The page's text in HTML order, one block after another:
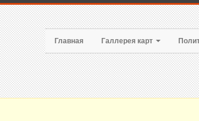
Главная Галлерея карт